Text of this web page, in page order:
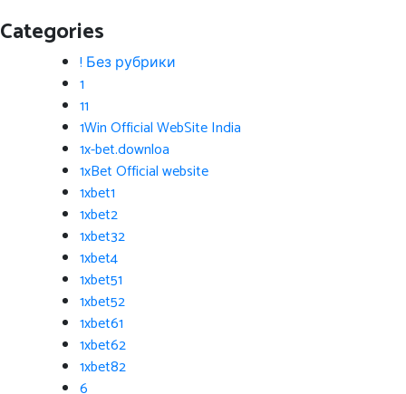
Categories
! Без рубрики
1
11
1Win Official WebSite India
1x-bet.downloa
1xBet Official website
1xbet1
1xbet2
1xbet32
1xbet4
1xbet51
1xbet52
1xbet61
1xbet62
1xbet82
6